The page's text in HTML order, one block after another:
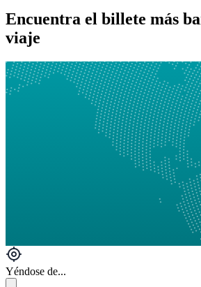
Encuentra el billete más
viaje
Yéndose de...